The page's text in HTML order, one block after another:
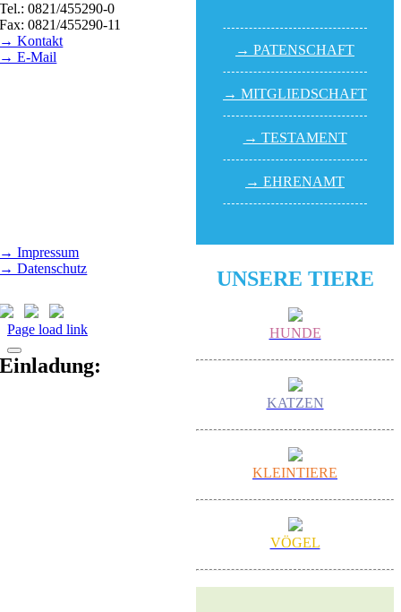
→ PATEN­SCHAFT
→ MITGLIED­SCHAFT
→ TESTA­MENT
→ EHREN­AMT
UNSERE TIERE
HUNDE
KATZEN
KLEINTIERE
VÖGEL
Tel.: 0821/455290-0
Fax: 0821/455290-11
→ Kontakt
→ E-Mail
→ Impressum
→ Datenschutz
Page load link
Einladung: